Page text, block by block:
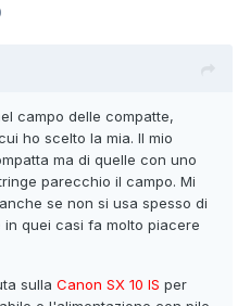
campo delle compatte,
ho scelto la mia. Il mio
ma di quelle con uno
parecchio il campo. Mi
se non si usa spesso di
quei casi fa molto piacere
sulla Canon SX 10 IS per